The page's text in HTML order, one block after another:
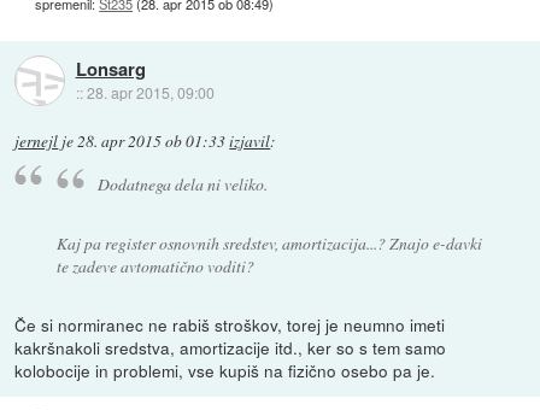
Lonsarg
::28. apr 2015, 09:00
jernejl je 28. apr 2015 ob 01:33izjavil:
Dodatnega dela ni veliko.
Kaj pa register osnovnih sredstev, amortizacija...? Znajo e-davki
te zadeve avtomatično voditi?
Če si normiranec ne rabiš stroškov, torej je neumno imeti
kakršnakoli sredstva, amortizacije itd., ker so s tem samo
kolobocije in problemi, vse kupiš na fizično osebo pa je.